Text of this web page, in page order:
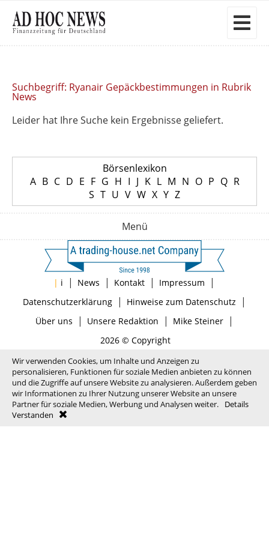
Suchbegriff: Ryanair Gepäckbestimmungen in Rubrik
News
Leider hat Ihre Suche kein Ergebnisse geliefert.
Börsenlexikon
A B C D E F G H I J K L M N O P Q R
S T U V W X Y Z
Menü
| i | News | Kontakt | Impressum |
Datenschutzerklärung| Hinweise zum Datenschutz |
Über uns | Unsere Redaktion | Mike Steiner|
2026 © Copyright
Wir verwenden Cookies, um Inhalte und Anzeigen zu
personalisieren, Funktionen für soziale Medien anbieten zu können
und die Zugriffe auf unsere Website zu analysieren. Außerdem geben
wir Informationen zu Ihrer Nutzung unserer Website an unsere
Partner für soziale Medien, Werbung und Analysen weiter.
Details
Verstanden